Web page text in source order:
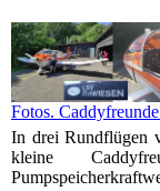
Fotos.
In drei Rundflügen
kleine